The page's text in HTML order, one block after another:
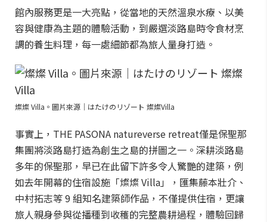
館內服務更是一大亮點，從當地的天然溫泉水療、以美
容與健康為主題的體驗活動，到嚴選淡路島時令食材烹
調的養生料理，每一處細節都為旅人量身打造。
燦燦 Villa。圖片來源｜はたけのリゾート 燦燦Villa
事實上，THE PASONA natureverse retreat僅是保聖那
集團將淡路島打造為創生之島的拼圖之一。深耕淡路島
多年的保聖那，早已在此留下許多令人驚艷的建築，例
如去年開幕的住宿設施「燦燦 Villa」，匯集藤本壯介、
中村拓志等 9 組知名建築師作品，不僅提供住宿，更讓
旅人親身參與從播種到收穫的完整農耕過程，體驗回歸